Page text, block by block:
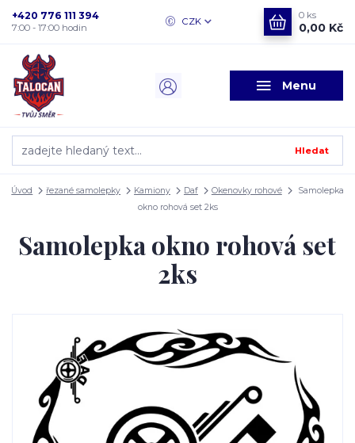
Menu
CZK
Hledat
+420 776 111 394
7:00 - 17:00 hodin
0 ks
0,00 Kč
Úvod řezané samolepky Kamiony Daf Okenovky rohové
Samolepka
okno rohová set 2ks
Samolepka okno rohová set
2ks